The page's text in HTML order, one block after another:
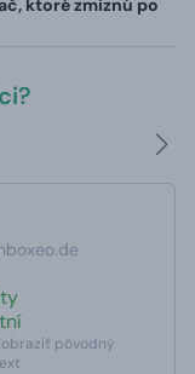
pôvodný